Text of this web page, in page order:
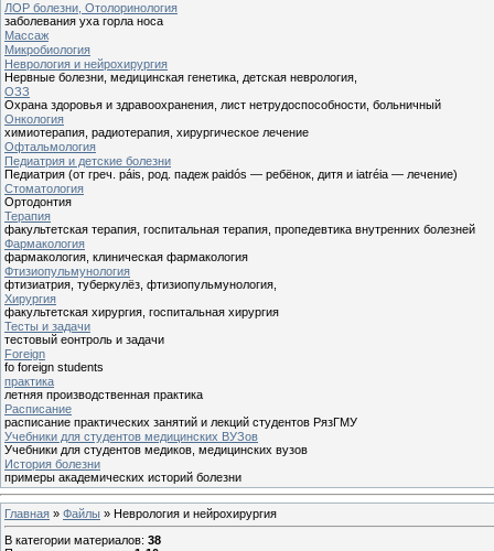
ЛОР болезни, Отолоринология
заболевания уха горла носа
Массаж
Микробиология
Неврология и нейрохирургия
Нервные болезни, медицинская генетика, детская неврология,
ОЗЗ
Охрана здоровья и здравоохранения, лист нетрудоспособности, больничный
Онкология
химиотерапия, радиотерапия, хирургическое лечение
Офтальмология
Педиатрия и детские болезни
Педиатрия (от греч. páis, род. падеж paidós — ребёнок, дитя и iatréia — лечение)
Стоматология
Ортодонтия
Терапия
факультетская терапия, госпитальная терапия, пропедевтика внутренних болезней
Фармакология
фармакология, клиническая фармакология
Фтизиопульмунология
фтизиатрия, туберкулёз, фтизиопульмунология,
Хирургия
факультетская хирургия, госпитальная хирургия
Тесты и задачи
тестовый еонтроль и задачи
Foreign
fo foreign students
практика
летняя производственная практика
Расписание
расписание практических занятий и лекций студентов РязГМУ
Учебники для студентов медицинских ВУЗов
Учебники для студентов медиков, медицинских вузов
История болезни
примеры академических историй болезни
Главная » Файлы » Неврология и нейрохирургия
В категории материалов: 38